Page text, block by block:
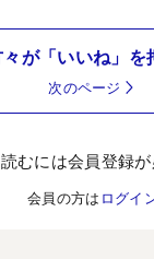
が「いいね」を
次のページ
むには会員登録が
会員の方は ログイ